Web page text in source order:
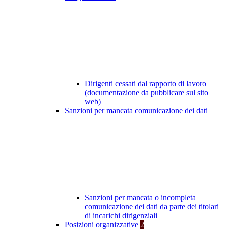
Dirigenti cessati dal rapporto di lavoro
(documentazione da pubblicare sul sito
web)
Sanzioni per mancata comunicazione dei dati
Sanzioni per mancata o incompleta
comunicazione dei dati da parte dei titolari
di incarichi dirigenziali
Posizioni organizzative 2